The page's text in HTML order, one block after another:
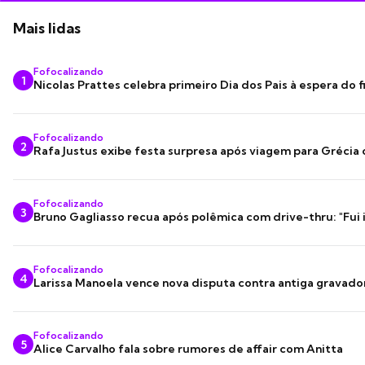
Mais lidas
1
Fofocalizando
Nicolas Prattes celebra primeiro Dia dos Pais à espera do
2
Fofocalizando
Rafa Justus exibe festa surpresa após viagem para Grécia
3
Fofocalizando
Bruno Gagliasso recua após polêmica com drive-thru: "Fui
4
Fofocalizando
Larissa Manoela vence nova disputa contra antiga
5
Fofocalizando
Alice Carvalho fala sobre rumores de affair com Anitta